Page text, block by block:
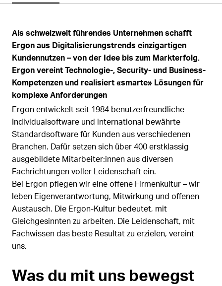
Als schweizweit führendes Unternehmen schafft
Ergon aus Digitalisierungstrends einzigartigen
Kundennutzen – von der Idee bis zum Markterfolg.
Ergon vereint Technologie-, Security- und Business-
Kompetenzen und realisiert «smarte» Lösungen für
komplexe Anforderungen
Ergon entwickelt seit 1984 benutzerfreundliche
Individualsoftware und international bewährte
Standardsoftware für Kunden aus verschiedenen
Branchen. Dafür setzen sich über 400 erstklassig
ausgebildete Mitarbeiter:innen aus diversen
Fachrichtungen voller Leidenschaft ein.
Bei Ergon pflegen wir eine offene Firmenkultur – wir
leben Eigenverantwortung, Mitwirkung und offenen
Austausch. Die Ergon-Kultur bedeutet, mit
Gleichgesinnten zu arbeiten. Die Leidenschaft, mit
Fachwissen das beste Resultat zu erzielen, vereint
uns.
Was du mit uns bewegst